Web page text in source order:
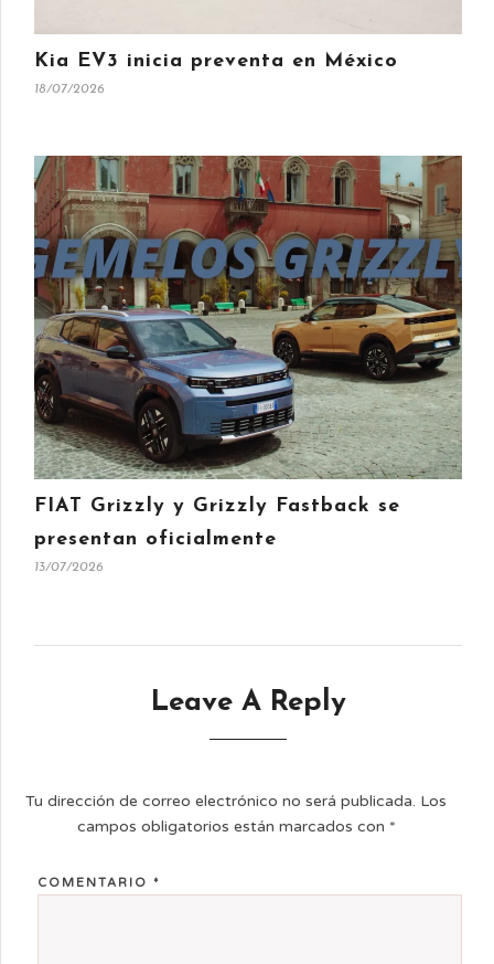
Kia EV3 inicia preventa en México
18/07/2026
FIAT Grizzly y Grizzly Fastback se
presentan oficialmente
13/07/2026
Leave A Reply
Tu dirección de correo electrónico no será publicada. Los
campos obligatorios están marcados con *
COMENTARIO *